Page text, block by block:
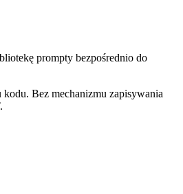
prompty bezpośrednio do
Bez mechanizmu zapisywania